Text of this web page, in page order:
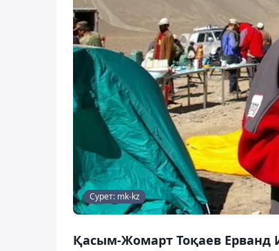
Сурет: mk-kz
Қасым-Жомарт Тоқаев Ерванд